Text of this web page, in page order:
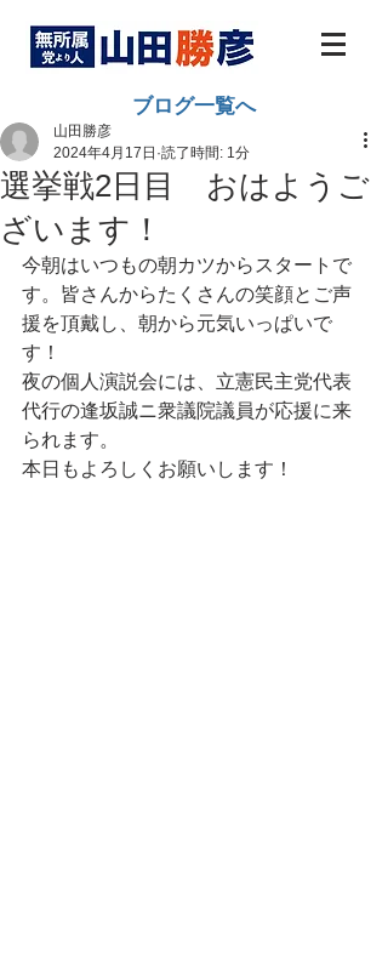
ブログ一覧へ
選挙戦2日目 おはようご
ざいます！
山田勝彦
2024年4月17日 読了時間: 1分
今朝はいつもの朝カツからスタートで
す。皆さんからたくさんの笑顔とご声
援を頂戴し、朝から元気いっぱいで
す！
夜の個人演説会には、立憲民主党代表
代行の逢坂誠ニ衆議院議員が応援に来
られます。
本日もよろしくお願いします！